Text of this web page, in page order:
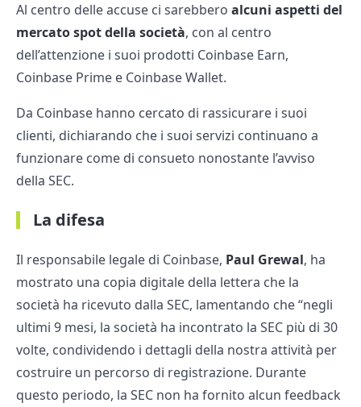
Al centro delle accuse ci sarebbero alcuni aspetti del
mercato spot della società, con al centro
dell’attenzione i suoi prodotti Coinbase Earn,
Coinbase Prime e Coinbase Wallet.
Da Coinbase hanno cercato di rassicurare i suoi
clienti, dichiarando che i suoi servizi continuano a
funzionare come di consueto nonostante l’avviso
della SEC.
La difesa
Il responsabile legale di Coinbase, Paul Grewal, ha
mostrato una copia digitale della lettera che la
società ha ricevuto dalla SEC, lamentando che “negli
ultimi 9 mesi, la società ha incontrato la SEC più di 30
volte, condividendo i dettagli della nostra attività per
costruire un percorso di registrazione. Durante
questo periodo, la SEC non ha fornito alcun feedback